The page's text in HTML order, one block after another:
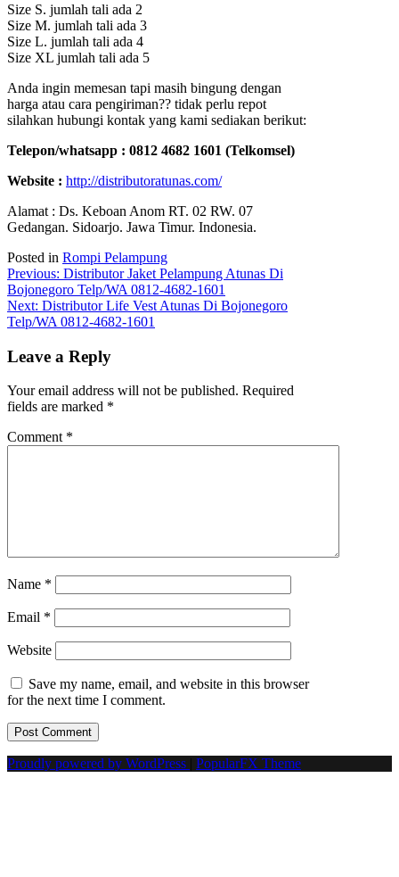
Size S. jumlah tali ada 2
Size M. jumlah tali ada 3
Size L. jumlah tali ada 4
Size XL jumlah tali ada 5
Anda ingin memesan tapi masih bingung dengan
harga atau cara pengiriman?? tidak perlu repot
silahkan hubungi kontak yang kami sediakan berikut:
Telepon/whatsapp : 0812 4682 1601 (Telkomsel)
Website : http://distributoratunas.com/
Alamat : Ds. Keboan Anom RT. 02 RW. 07
Gedangan. Sidoarjo. Jawa Timur. Indonesia.
Posted in Rompi Pelampung
Post
navigation
Previous: Distributor Jaket Pelampung Atunas Di
Bojonegoro Telp/WA 0812-4682-1601
Next: Distributor Life Vest Atunas Di Bojonegoro
Telp/WA 0812-4682-1601
Leave a Reply
Your email address will not be published. Required
fields are marked *
Comment *
Name *
Email *
Website
Save my name, email, and website in this browser
for the next time I comment.
Proudly powered by WordPress PopularFX Theme